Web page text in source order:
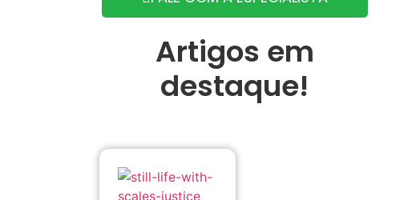
Artigos em
destaque!